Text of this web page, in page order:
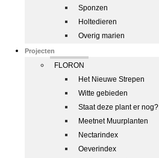
Sponzen
Holtedieren
Overig marien
Projecten
FLORON
Het Nieuwe Strepen
Witte gebieden
Staat deze plant er nog?
Meetnet Muurplanten
Nectarindex
Oeverindex